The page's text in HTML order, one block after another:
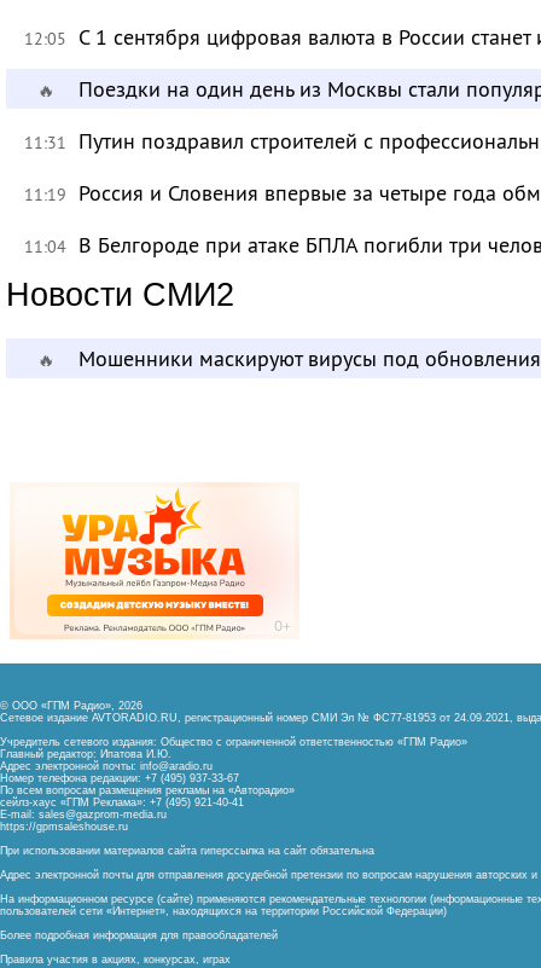
12:05 С 1 сентября цифровая валюта в России
🔥 Поездки на один день из Москвы стали
11:31 Путин поздравил строителей с
11:19 Россия и Словения впервые за четыре года
11:04 В Белгороде при атаке БПЛА погибли три
Новости СМИ2
🔥 Мошенники маскируют вирусы под
© ООО «ГПМ Радио», 2026
Сетевое издание AVTORADIO.RU, регистрационный номер СМИ Эл № ФС77-81953 от 24.09.2021,
Учредитель сетевого издания: Общество с ограниченной ответственностью «ГПМ Радио»
Главный редактор: Ипатова И.Ю.
Адрес электронной почты: info@aradio.ru
Номер телефона редакции: +7 (495) 937-33-67
По всем вопросам размещения рекламы на «Авторадио»
сейлз-хаус «ГПМ Реклама»: +7 (495) 921-40-41
E-mail: sales@gazprom-media.ru
https://gpmsaleshouse.ru
При использовании материалов сайта гиперссылка на сайт обязательна
Адрес электронной почты для отправления досудебной претензии по вопросам нарушения авторских
На информационном ресурсе (сайте) применяются рекомендательные технологии (информационные
пользователей сети «Интернет», находящихся на территории Российской Федерации)
Более подробная информация для правообладателей
Правила участия в акциях, конкурсах, играх